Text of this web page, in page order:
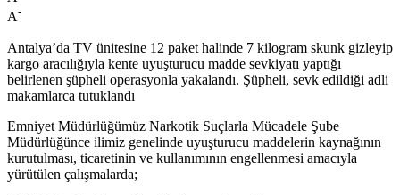
A-
Antalya’da TV ünitesine 12 paket halinde 7 kilogram skunk gizleyip
kargo aracılığıyla kente uyuşturucu madde sevkiyatı yaptığı
belirlenen şüpheli operasyonla yakalandı. Şüpheli, sevk edildiği adli
makamlarca tutuklandı
Emniyet Müdürlüğümüz Narkotik Suçlarla Mücadele Şube
Müdürlüğünce ilimiz genelinde uyuşturucu maddelerin kaynağının
kurutulması, ticaretinin ve kullanımının engellenmesi amacıyla
yürütülen çalışmalarda;